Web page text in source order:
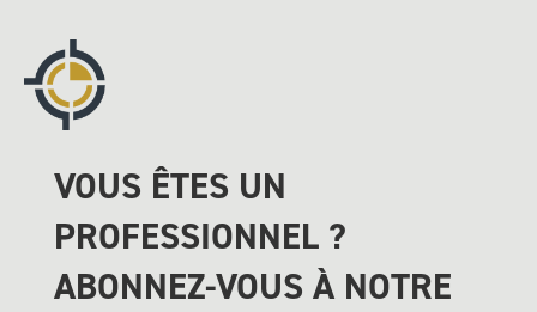
VOUS ÊTES UN
PROFESSIONNEL ?
ABONNEZ-VOUS À NOTRE